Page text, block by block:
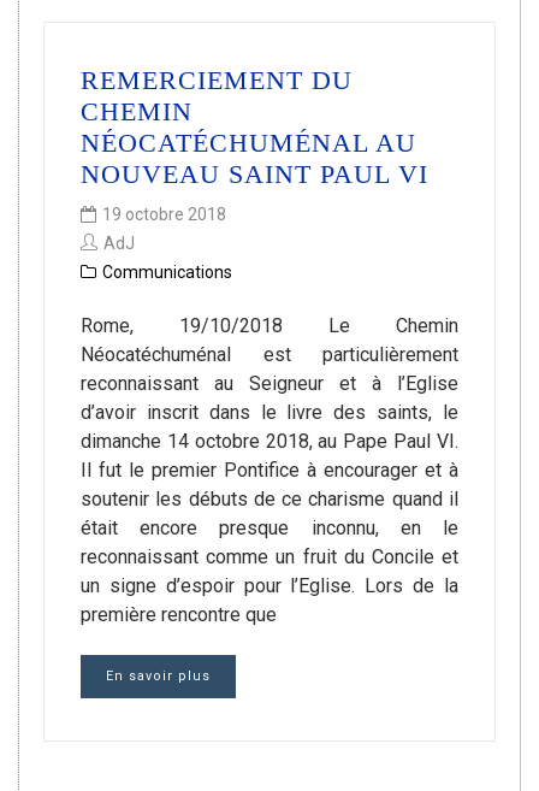
REMERCIEMENT DU
CHEMIN
NÉOCATÉCHUMÉNAL AU
NOUVEAU SAINT PAUL VI
19 octobre 2018
AdJ
Communications
Rome, 19/10/2018 Le Chemin
Néocatéchuménal est particulièrement
reconnaissant au Seigneur et à l’Eglise
d’avoir inscrit dans le livre des saints, le
dimanche 14 octobre 2018, au Pape Paul VI.
Il fut le premier Pontifice à encourager et à
soutenir les débuts de ce charisme quand il
était encore presque inconnu, en le
reconnaissant comme un fruit du Concile et
un signe d’espoir pour l’Eglise. Lors de la
première rencontre que
En savoir plus